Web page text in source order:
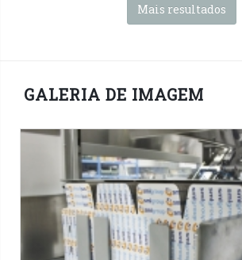
Mais resultados
GALERIA DE IMAGEM
LWP Series
Máquinas SMI :Série LWP ERGON -
Tag:
Caixa Wrap-around-3x4